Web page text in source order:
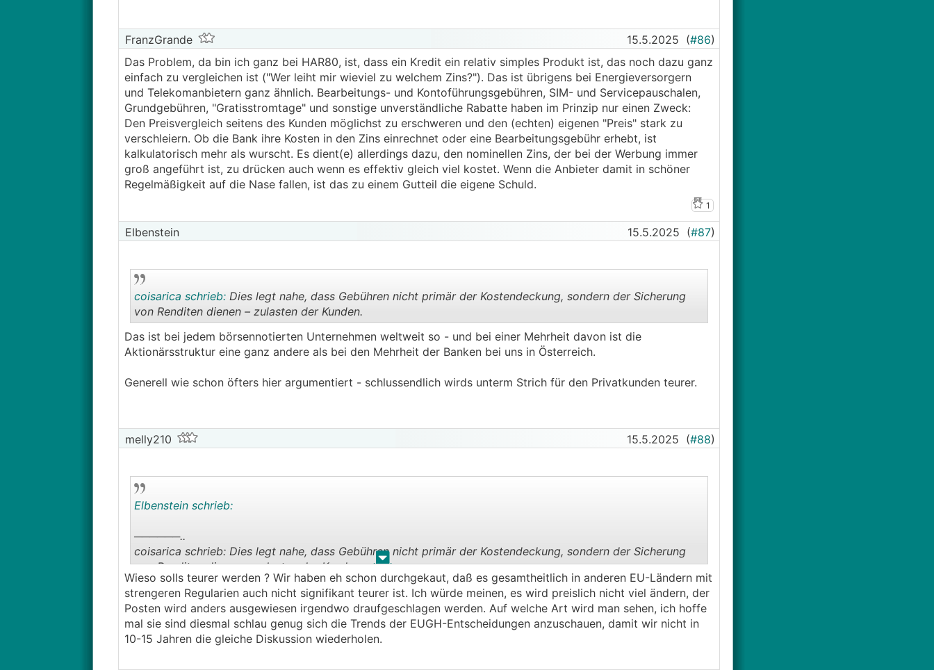
FranzGrande 15.5.2025 (#86)
Das Problem, da bin ich ganz bei HAR80, ist, dass ein Kredit ein relativ simples Produkt ist, das noch dazu ganz
einfach zu vergleichen ist ("Wer leiht mir wieviel zu welchem Zins?"). Das ist übrigens bei Energieversorgern
und Telekomanbietern ganz ähnlich. Bearbeitungs- und Kontoführungsgebühren, SIM- und Servicepauschalen,
Grundgebühren, "Gratisstromtage" und sonstige unverständliche Rabatte haben im Prinzip nur einen Zweck:
Den Preisvergleich seitens des Kunden möglichst zu erschweren und den (echten) eigenen "Preis" stark zu
verschleiern. Ob die Bank ihre Kosten in den Zins einrechnet oder eine Bearbeitungsgebühr erhebt, ist
kalkulatorisch mehr als wurscht. Es dient(e) allerdings dazu, den nominellen Zins, der bei der Werbung immer
groß angeführt ist, zu drücken auch wenn es effektiv gleich viel kostet. Wenn die Anbieter damit in schöner
Regelmäßigkeit auf die Nase fallen, ist das zu einem Gutteil die eigene Schuld.
1
Elbenstein 15.5.2025 (#87)
..
coisarica schrieb:Dies legt nahe, dass Gebühren nicht primär der Kostendeckung, sondern der Sicherung
von Renditen dienen – zulasten der Kunden.
Das ist bei jedem börsennotierten Unternehmen weltweit so - und bei einer Mehrheit davon ist die
Aktionärsstruktur eine ganz andere als bei den Mehrheit der Banken bei uns in Österreich.
Generell wie schon öfters hier argumentiert - schlussendlich wirds unterm Strich für den Privatkunden teurer.
melly210 15.5.2025 (#88)
. .
Elbenstein schrieb:
──────..
coisarica schrieb: Dies legt nahe, dass Gebühren nicht primär der Kostendeckung, sondern der Sicherung
von Renditen dienen – zulasten der Kunden.
───────────────
Das ist bei jedem börsennotierten Unternehmen weltweit so - und bei einer Mehrheit davon ist die
Aktionärsstruktur eine ganz andere als bei den Mehrheit der Banken bei uns in Österreich.
Wieso solls teurer werden ? Wir haben eh schon durchgekaut, daß es gesamtheitlich in anderen EU-Ländern mit
strengeren Regularien auch nicht signifikant teurer ist. Ich würde meinen, es wird preislich nicht viel ändern, der
Posten wird anders ausgewiesen irgendwo draufgeschlagen werden. Auf welche Art wird man sehen, ich hoffe
mal sie sind diesmal schlau genug sich die Trends der EUGH-Entscheidungen anzuschauen, damit wir nicht in
10-15 Jahren die gleiche Diskussion wiederholen.